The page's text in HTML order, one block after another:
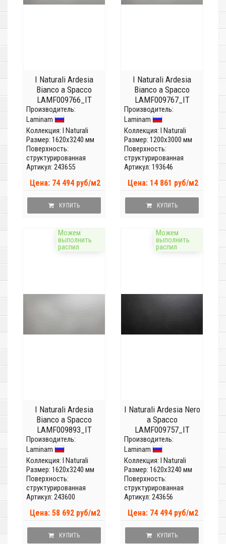
I Naturali Ardesia
Bianco a Spacco
LAMF009766_IT
(Толщина 20 мм)
Производитель:
Laminam
Коллекция: I Naturali
Размер: 1620x3240 мм
Поверхность:
структурированная
Артикул: 243655
Цена: 74 494 руб/м2
КУПИТЬ
I Naturali Ardesia
Bianco a Spacco
LAMF009767_IT
(Толщина 5мм)
Производитель:
Laminam
Коллекция: I Naturali
Размер: 1200x3000 мм
Поверхность:
структурированная
Артикул: 193646
Цена: 14 861 руб/м2
КУПИТЬ
Можем
выполнить
распил
I Naturali Ardesia
Bianco a Spacco
LAMF009893_IT
(Толщина 12 мм)
Производитель:
Laminam
Коллекция: I Naturali
Размер: 1620x3240 мм
Поверхность:
структурированная
Артикул: 243600
Цена: 58 692 руб/м2
КУПИТЬ
Можем
выполнить
распил
I Naturali Ardesia Nero
a Spacco
LAMF009757_IT
(Толщина 20 мм)
Производитель:
Laminam
Коллекция: I Naturali
Размер: 1620x3240 мм
Поверхность:
структурированная
Артикул: 243656
Цена: 74 494 руб/м2
КУПИТЬ